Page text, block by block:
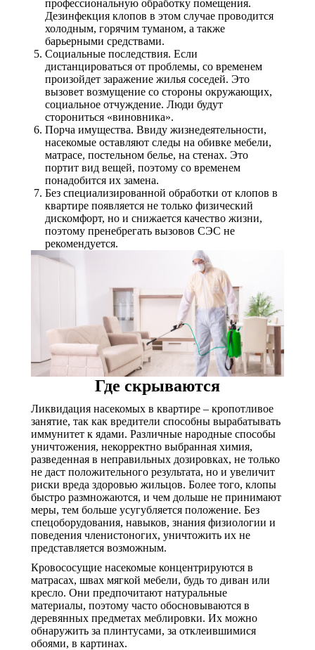
профессиональную обработку помещения.
Дезинфекция клопов в этом случае проводится
холодным, горячим туманом, а также
барьерными средствами.
Социальные последствия. Если
дистанцироваться от проблемы, со временем
произойдет заражение жилья соседей. Это
вызовет возмущение со стороны окружающих,
социальное отчуждение. Люди будут
сторониться «виновника».
Порча имущества. Ввиду жизнедеятельности,
насекомые оставляют следы на обивке мебели,
матрасе, постельном белье, на стенах. Это
портит вид вещей, поэтому со временем
понадобится их замена.
Без специализированной обработки от клопов в
квартире появляется не только физический
дискомфорт, но и снижается качество жизни,
поэтому пренебрегать вызовов СЭС не
рекомендуется.
Где скрываются
Ликвидация насекомых в квартире – кропотливое
занятие, так как вредители способны вырабатывать
иммунитет к ядами. Различные народные способы
уничтожения, некорректно выбранная химия,
разведенная в неправильных дозировках, не только
не даст положительного результата, но и увеличит
риски вреда здоровью жильцов. Более того, клопы
быстро размножаются, и чем дольше не принимают
меры, тем больше усугубляется положение. Без
спецоборудования, навыков, знания физиологии и
поведения членистоногих, уничтожить их не
представляется возможным.
Кровососущие насекомые концентрируются в
матрасах, швах мягкой мебели, будь то диван или
кресло. Они предпочитают натуральные
материалы, поэтому часто обосновываются в
деревянных предметах меблировки. Их можно
обнаружить за плинтусами, за отклеившимися
обоями, в картинах.